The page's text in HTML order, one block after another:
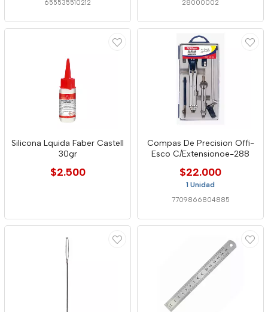
655535510212 28000002
Silicona Lquida Faber Castell
30gr
$2.500
Compas De Precision Offi-
Esco C/Extensionoe-288
$22.000
1 Unidad
7709866804885